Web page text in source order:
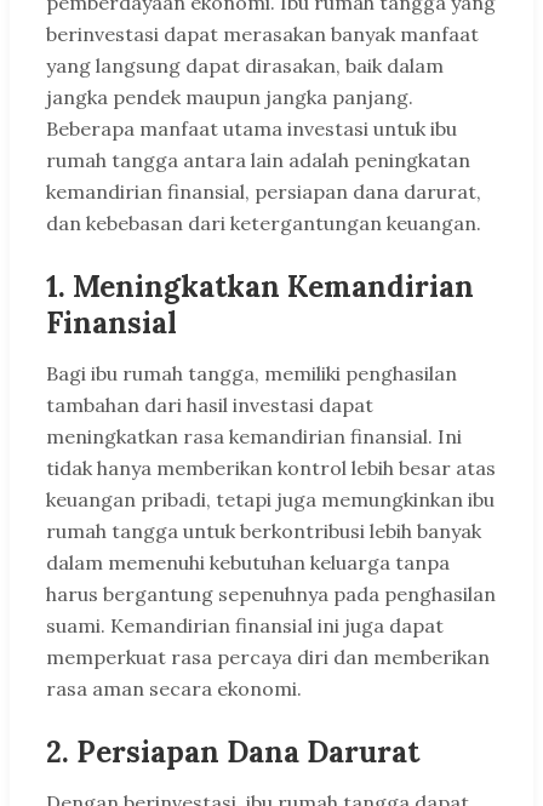
berinvestasi dapat merasakan banyak manfaat
yang langsung dapat dirasakan, baik dalam
jangka pendek maupun jangka panjang.
Beberapa manfaat utama investasi untuk ibu
rumah tangga antara lain adalah peningkatan
kemandirian finansial, persiapan dana darurat,
dan kebebasan dari ketergantungan keuangan.
1. Meningkatkan Kemandirian
Finansial
Bagi ibu rumah tangga, memiliki penghasilan
tambahan dari hasil investasi dapat
meningkatkan rasa kemandirian finansial. Ini
tidak hanya memberikan kontrol lebih besar atas
keuangan pribadi, tetapi juga memungkinkan ibu
rumah tangga untuk berkontribusi lebih banyak
dalam memenuhi kebutuhan keluarga tanpa
harus bergantung sepenuhnya pada penghasilan
suami. Kemandirian finansial ini juga dapat
memperkuat rasa percaya diri dan memberikan
rasa aman secara ekonomi.
2. Persiapan Dana Darurat